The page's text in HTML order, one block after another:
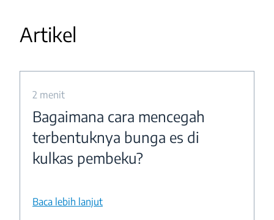
Artikel
2 menit
Bagaimana cara mencegah
terbentuknya bunga es di
kulkas pembeku?
Baca lebih lanjut